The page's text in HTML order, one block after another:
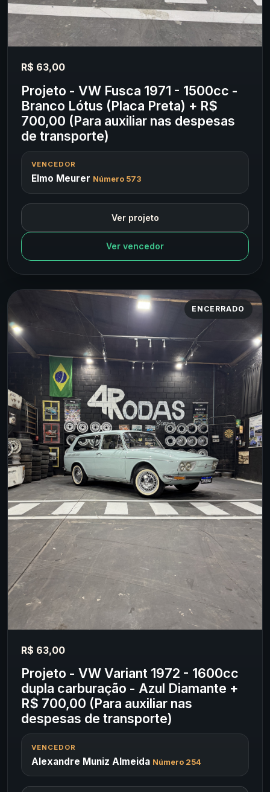
R$ 63,00
Projeto - VW Fusca 1971 - 1500cc -
Branco Lótus (Placa Preta) + R$
700,00 (Para auxiliar nas despesas
de transporte)
VENCEDOR
Elmo Meurer Número 573
Ver projeto
Ver vencedor
ENCERRADO
R$ 63,00
Projeto - VW Variant 1972 - 1600cc
dupla carburação - Azul Diamante +
R$ 700,00 (Para auxiliar nas
despesas de transporte)
VENCEDOR
Alexandre Muniz Almeida Número 254